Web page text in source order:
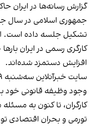
گزارش‌ رسانه‌ها در ایران
جمهوری اسلامی در سال
تشکیل جلسه داده است.
کارگری رسمی در ایران
افزایش دستمزد شده‌اند.
وجود وظیفه قانونی خود
کارگران، تا کنون به
تورمی و بحران اقتصادی